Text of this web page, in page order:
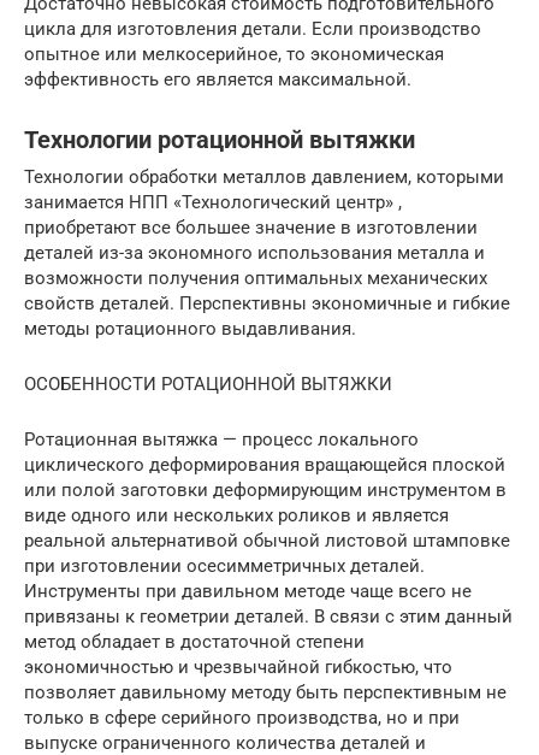
цикла для изготовления детали. Если производство
опытное или мелкосерийное, то экономическая
эффективность его является максимальной.
Технологии ротационной вытяжки
Технологии обработки металлов давлением, которыми
занимается НПП «Технологический центр» ,
приобретают все большее значение в изготовлении
деталей из-за экономного использования металла и
возможности получения оптимальных механических
свойств деталей. Перспективны экономичные и гибкие
методы ротационного выдавливания.
ОСОБЕННОСТИ РОТАЦИОННОЙ ВЫТЯЖКИ
Ротационная вытяжка — процесс локального
циклического деформирования вращающейся плоской
или полой заготовки деформирующим инструментом в
виде одного или нескольких роликов и является
реальной альтернативой обычной листовой штамповке
при изготовлении осесимметричных деталей.
Инструменты при давильном методе чаще всего не
привязаны к геометрии деталей. В связи с этим данный
метод обладает в достаточной степени
экономичностью и чрезвычайной гибкостью, что
позволяет давильному методу быть перспективным не
только в сфере серийного производства, но и при
выпуске ограниченного количества деталей и